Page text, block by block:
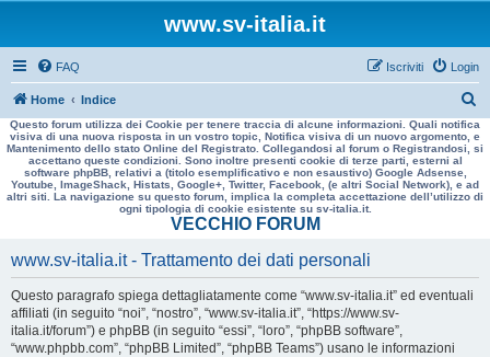
www.sv-italia.it
FAQ Login
Iscriviti
Home Indice
e
r
a
Questo forum utilizza dei Cookie per tenere traccia di alcune informazioni. Quali notifica
visiva di una nuova risposta in un vostro topic, Notifica visiva di un nuovo argomento, e
Mantenimento dello stato Online del Registrato. Collegandosi al forum o Registrandosi, si
accettano queste condizioni. Sono inoltre presenti cookie di terze parti, esterni al
software phpBB, relativi a (titolo esemplificativo e non esaustivo) Google Adsense,
Youtube, ImageShack, Histats, Google+, Twitter, Facebook, (e altri Social Network), e ad
altri siti. La navigazione su questo forum, implica la completa accettazione dell’utilizzo di
ogni tipologia di cookie esistente su sv-italia.it.
VECCHIO FORUM
www.sv-italia.it - Trattamento dei dati personali
Questo paragrafo spiega dettagliatamente come “www.sv-italia.it” ed eventuali
affiliati (in seguito “noi”, “nostro”, “www.sv-italia.it”, “https://www.sv-
italia.it/forum”) e phpBB (in seguito “essi”, “loro”, “phpBB software”,
“www.phpbb.com”, “phpBB Limited”, “phpBB Teams”) usano le informazioni